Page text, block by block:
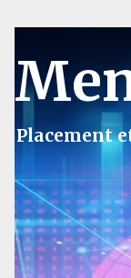
Placement